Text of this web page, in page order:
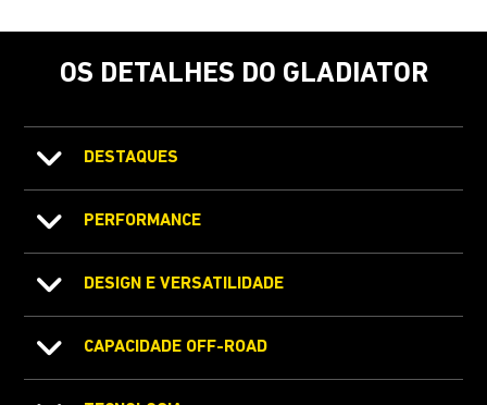
OS DETALHES DO GLADIATOR
DESTAQUES
PERFORMANCE
DESIGN E VERSATILIDADE
CAPACIDADE OFF-ROAD